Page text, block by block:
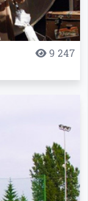
9 247